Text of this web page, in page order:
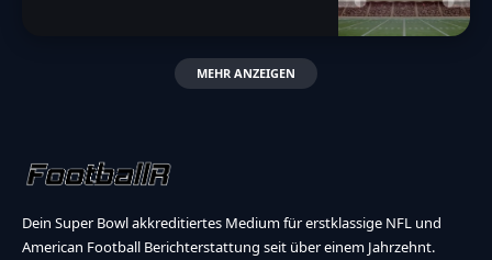
MEHR ANZEIGEN
Dein Super Bowl akkreditiertes Medium für erstklassige NFL und
American Football Berichterstattung seit über einem Jahrzehnt.